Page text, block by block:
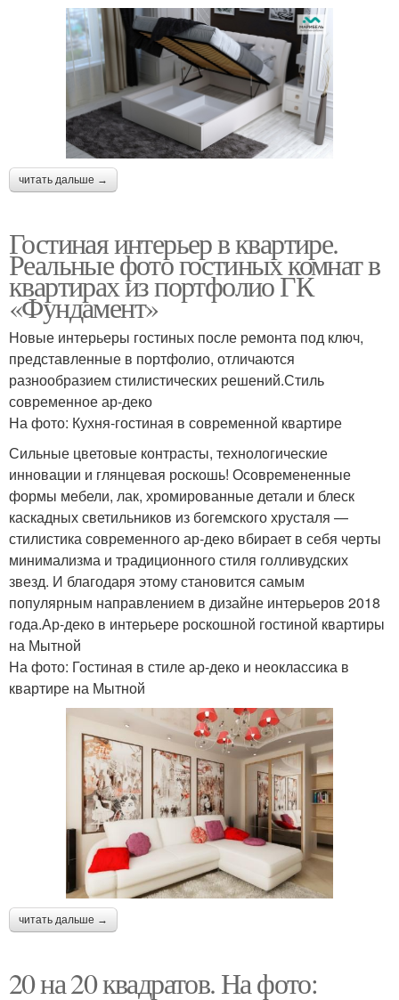
читать дальше →
Гостиная интерьер в квартире.
Реальные фото гостиных комнат в
квартирах из портфолио ГК
«Фундамент»
Новые интерьеры гостиных после ремонта под ключ,
представленные в портфолио, отличаются
разнообразием стилистических решений.Стиль
современное ар-деко
На фото: Кухня-гостиная в современной квартире
Сильные цветовые контрасты, технологические
инновации и глянцевая роскошь! Осовремененные
формы мебели, лак, хромированные детали и блеск
каскадных светильников из богемского хрусталя —
стилистика современного ар-деко вбирает в себя черты
минимализма и традиционного стиля голливудских
звезд. И благодаря этому становится самым
популярным направлением в дизайне интерьеров 2018
года.Ар-деко в интерьере роскошной гостиной квартиры
на Мытной
На фото: Гостиная в стиле ар-деко и неоклассика в
квартире на Мытной
читать дальше →
20 на 20 квадратов. На фото: